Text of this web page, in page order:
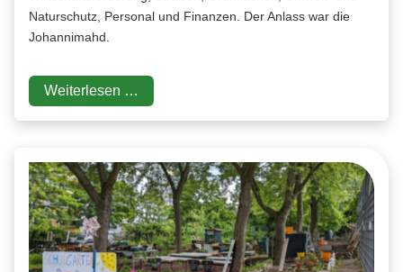
Naturschutz, Personal und Finanzen. Der Anlass war die
Johannimahd.
Weiterlesen …